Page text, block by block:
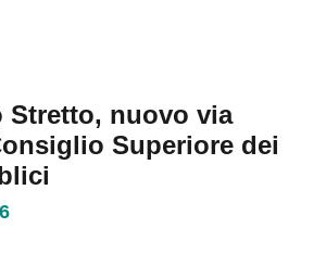
Stretto, nuovo via
Superiore dei